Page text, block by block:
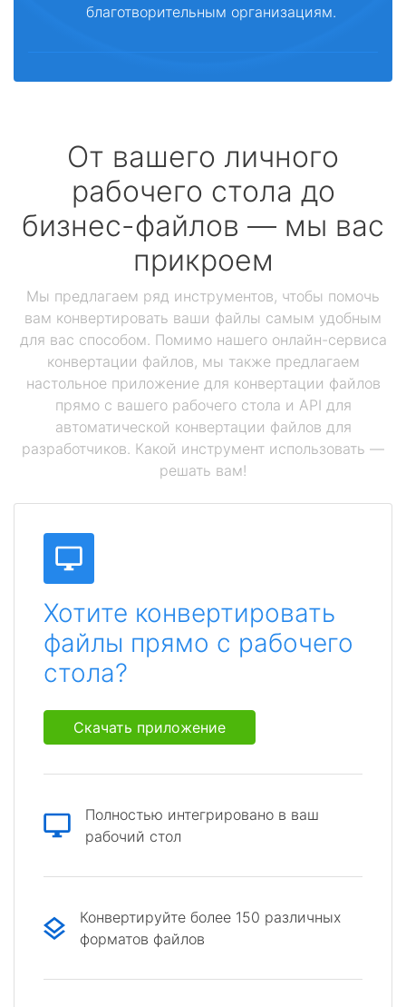
благотворительным организациям.
От вашего личного
рабочего стола до
бизнес-файлов — мы вас
прикроем
Мы предлагаем ряд инструментов, чтобы помочь
вам конвертировать ваши файлы самым удобным
для вас способом. Помимо нашего онлайн-сервиса
конвертации файлов, мы также предлагаем
настольное приложение для конвертации файлов
прямо с вашего рабочего стола и API для
автоматической конвертации файлов для
разработчиков. Какой инструмент использовать —
решать вам!
Хотите конвертировать
файлы прямо с рабочего
стола?
Скачать приложение
Полностью интегрировано в ваш
рабочий стол
Конвертируйте более 150 различных
форматов файлов